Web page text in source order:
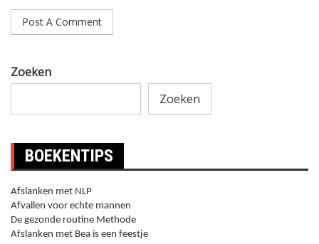
Zoeken
Zoeken
BOEKENTIPS
Afslanken met NLP
Afvallen voor echte mannen
De gezonde routine Methode
Afslanken met Bea is een feestje